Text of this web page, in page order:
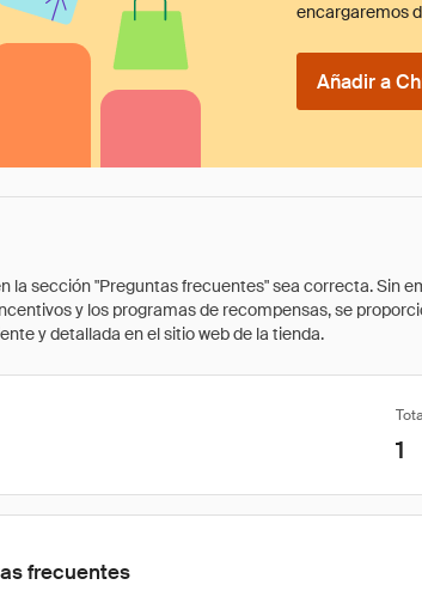
encargaremos
Añadir a
sección "Preguntas frecuentes" sea correcta. Sin
y los programas de recompensas, se
y detallada en el sitio web de la tienda.
1
frecuentes